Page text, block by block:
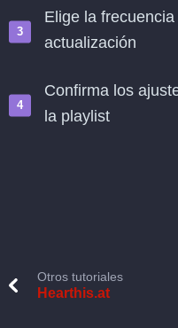
Elige la
actualización
Confirma los
la playlist
Otros tutoriales
Hearthis.at